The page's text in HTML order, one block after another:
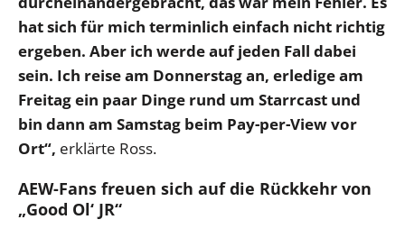
hat sich für mich terminlich einfach nicht richtig
ergeben. Aber ich werde auf jeden Fall dabei
sein. Ich reise am Donnerstag an, erledige am
Freitag ein paar Dinge rund um Starrcast und
bin dann am Samstag beim Pay-per-View vor
Ort“, erklärte Ross.
AEW-Fans freuen sich auf die Rückkehr von
„Good Ol‘ JR“